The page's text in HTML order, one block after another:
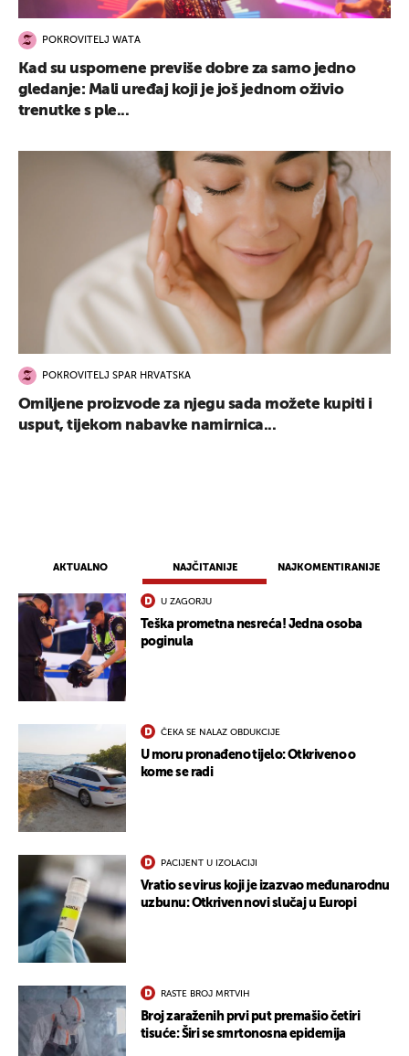
AKTUALNO NAJČITANIJE NAJKOMENTIRANIJE
U ZAGORJU
Teška prometna nesreća! Jedna osoba
poginula
ČEKA SE NALAZ OBDUKCIJE
U moru pronađeno tijelo: Otkriveno o
kome se radi
PACIJENT U IZOLACIJI
Vratio se virus koji je izazvao međunarodnu
uzbunu: Otkriven novi slučaj u Europi
RASTE BROJ MRTVIH
Broj zaraženih prvi put premašio četiri
tisuće: Širi se smrtonosna epidemija
POKROVITELJ WATA
Kad su uspomene previše dobre za samo jedno
gledanje: Mali uređaj koji je još jednom oživio
trenutke s ple...
POKROVITELJ SPAR HRVATSKA
Omiljene proizvode za njegu sada možete kupiti i
usput, tijekom nabavke namirnica...